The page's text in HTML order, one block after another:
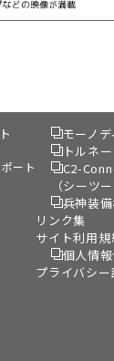
ート
モーノ
トルネ
C2-
（シーツ
兵神装
リンク集
サイト利用規
個人情
プライバシー